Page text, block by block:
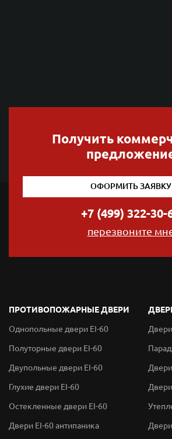
Получить
ОФОРМИТЬ ЗАЯВКУ
+7 (499) 322-30-
перезвоните
ПРОТИВОПОЖАРНЫЕ ДВЕРИ
Однопольные двери EI-60
Полуторные двери EI-60
Двупольные двери EI-60
Глухие двери EI-60
Остекленные двери EI-60
Двери EI-60 антипаника